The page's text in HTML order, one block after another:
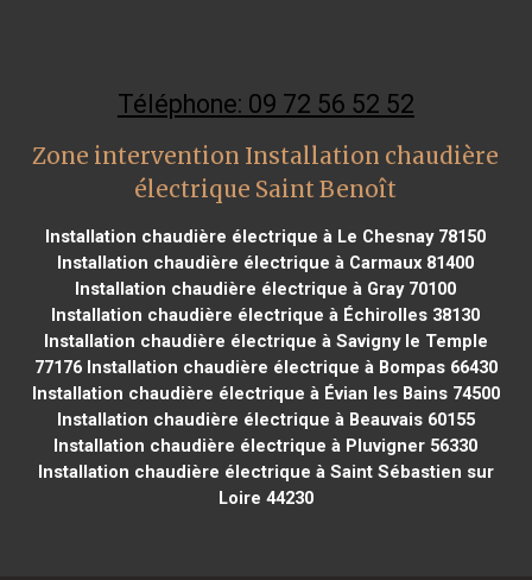
Téléphone: 09 72 56 52 52
Zone intervention Installation chaudière
électrique Saint Benoît
Installation chaudière électrique à Le Chesnay 78150
Installation chaudière électrique à Carmaux 81400
Installation chaudière électrique à Gray 70100
Installation chaudière électrique à Échirolles 38130
Installation chaudière électrique à Savigny le Temple
77176Installation chaudière électrique à Bompas 66430
Installation chaudière électrique à Évian les Bains 74500
Installation chaudière électrique à Beauvais 60155
Installation chaudière électrique à Pluvigner 56330
Installation chaudière électrique à Saint Sébastien sur
Loire 44230